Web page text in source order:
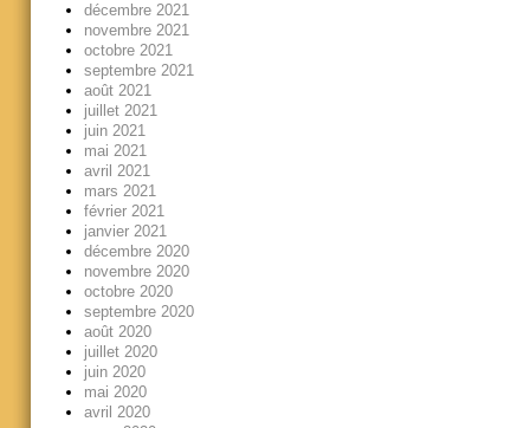
décembre 2021
novembre 2021
octobre 2021
septembre 2021
août 2021
juillet 2021
juin 2021
mai 2021
avril 2021
mars 2021
février 2021
janvier 2021
décembre 2020
novembre 2020
octobre 2020
septembre 2020
août 2020
juillet 2020
juin 2020
mai 2020
avril 2020